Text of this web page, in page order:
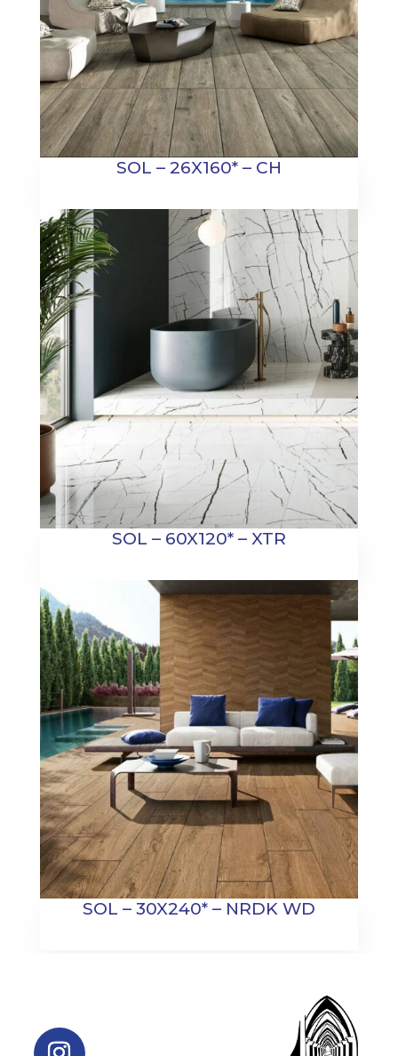
SOL – 26X160* – CH
SOL – 60X120* – XTR
SOL – 30X240* – NRDK WD